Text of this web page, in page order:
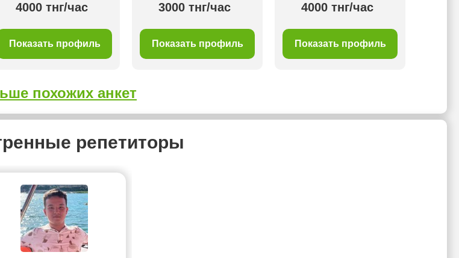
4000 тнг/час
Показать профиль
3000 тнг/час
Показать профиль
4000 тнг/час
Показать профиль
похожих анкет
репетиторы